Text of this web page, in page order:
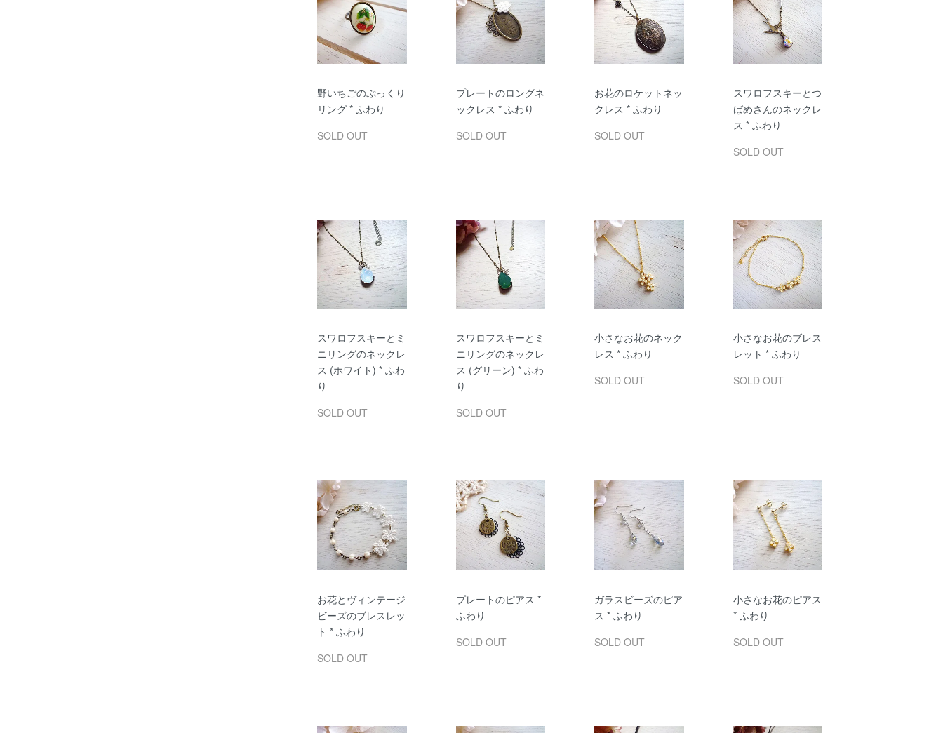
野いちごのぷっくり
リング * ふわり
SOLD OUT
プレートのロングネ
ックレス * ふわり
SOLD OUT
お花のロケットネッ
クレス * ふわり
SOLD OUT
スワロフスキーとつ
ばめさんのネックレ
ス * ふわり
SOLD OUT
スワロフスキーとミ
ニリングのネックレ
ス (ホワイト) * ふわ
り
SOLD OUT
スワロフスキーとミ
ニリングのネックレ
ス (グリーン) * ふわ
り
SOLD OUT
小さなお花のネック
レス * ふわり
SOLD OUT
小さなお花のブレス
レット * ふわり
SOLD OUT
お花とヴィンテージ
ビーズのブレスレッ
ト * ふわり
SOLD OUT
プレートのピアス *
ふわり
SOLD OUT
ガラスビーズのピア
ス * ふわり
SOLD OUT
小さなお花のピアス
* ふわり
SOLD OUT